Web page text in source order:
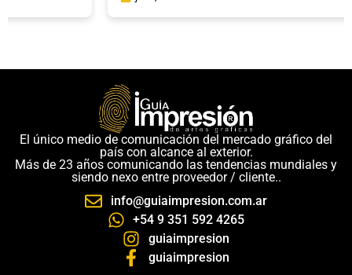
El único medio de comunicación del mercado gráfico del
país con alcance al exterior.
Más de 23 años comunicando las tendencias mundiales y
siendo nexo entre proveedor / cliente..
info@guiaimpresion.com.ar
+54 9 351 592 4265
guiaimpresion
guiaimpresion